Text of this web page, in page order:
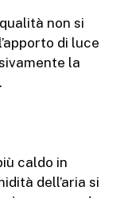
non si
di luce
la
caldo in
dell’aria si